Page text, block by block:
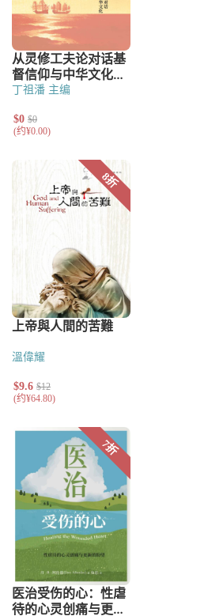
丁祖潘 主编
溫偉耀